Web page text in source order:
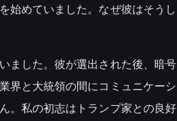
始めていました。なぜ彼はそうし
ました。彼が選出された後、暗号
界と大統領の間にコミュニケーシ
。私の初志はトランプ家との良好